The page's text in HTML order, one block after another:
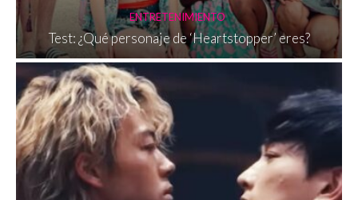
ENTRETENIMIENTO
Test: ¿Qué personaje de ‘Heartstopper’ eres?